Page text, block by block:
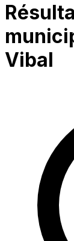
Vibal